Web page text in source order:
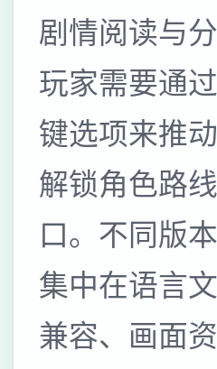
剧情阅读与
玩家需要通
键选项来推
解锁角色路
口。不同版
集中在语言
兼容、画面